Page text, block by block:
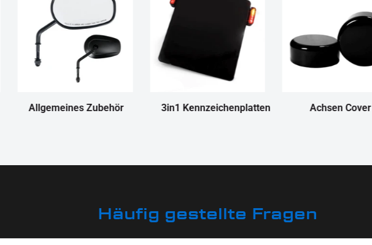
Allgemeines Zubehör 3in1 Kennzeichenplatten Achsen Cover
Häufig gestellte Fragen